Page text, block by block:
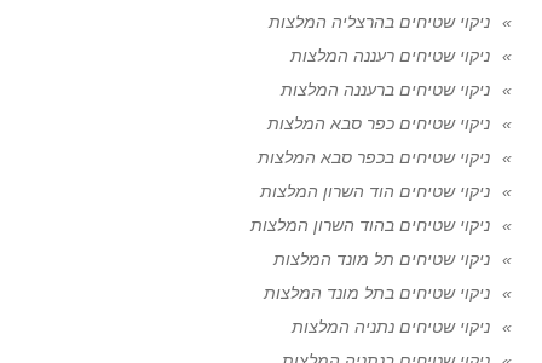
ניקוי שטיחים בהרצליה המלצות
ניקוי שטיחים רעננה המלצות
ניקוי שטיחים ברעננה המלצות
ניקוי שטיחים כפר סבא המלצות
ניקוי שטיחים בכפר סבא המלצות
ניקוי שטיחים הוד השרון המלצות
ניקוי שטיחים בהוד השרון המלצות
ניקוי שטיחים תל מונד המלצות
ניקוי שטיחים בתל מונד המלצות
ניקוי שטיחים נתניה המלצות